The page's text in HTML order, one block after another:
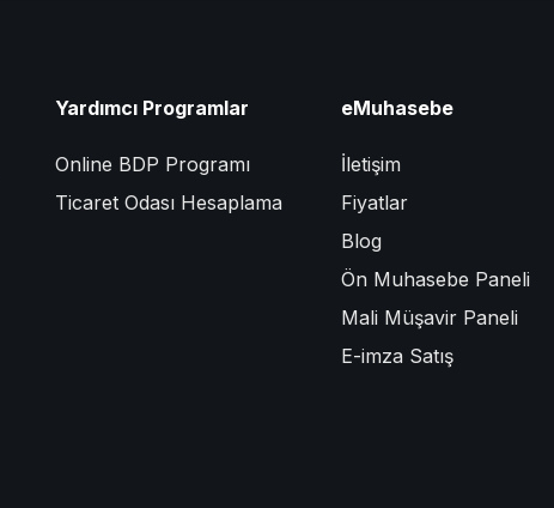
Yardımcı Programlar
Online BDP Programı
Ticaret Odası Hesaplama
eMuhasebe
İletişim
Fiyatlar
Blog
Ön Muhasebe Paneli
Mali Müşavir Paneli
E-imza Satış